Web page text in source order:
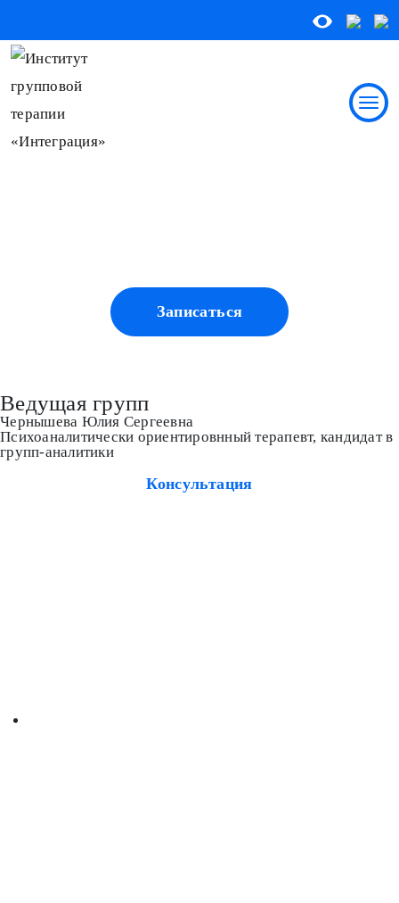
Записаться
Ведущая групп
Чернышева Юлия Сергеевна
Психоаналитически ориентировнный терапевт, кандидат в
групп-аналитики
Консультация